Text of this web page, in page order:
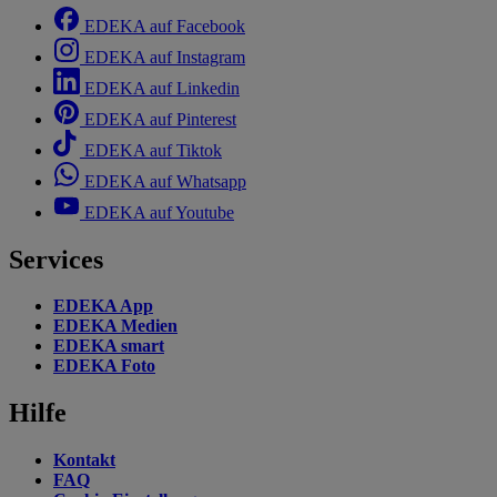
EDEKA auf Facebook
EDEKA auf Instagram
EDEKA auf Linkedin
EDEKA auf Pinterest
EDEKA auf Tiktok
EDEKA auf Whatsapp
EDEKA auf Youtube
Services
EDEKA App
EDEKA Medien
EDEKA smart
EDEKA Foto
Hilfe
Kontakt
FAQ